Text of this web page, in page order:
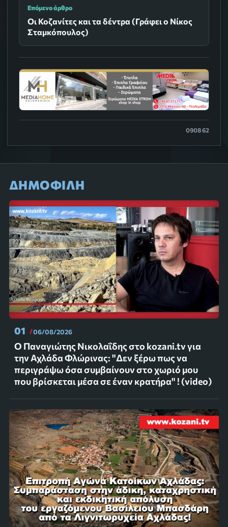
Επόμενο άρθρο
Οι Κοζανίτες και τα δέντρα (Γράφει ο Νίκος
Σταμκόπουλος)
0908 62
ΔΗΜΟΦΙΛΗ
01 06/08/2026
Ο Παναγιώτης Νικολαΐδης στο kozani.tv για
την Αχλάδα Φλώρινας: "Δεν ξέρω πως να
περιγράψω όσα συμβαίνουν στο χωριό μου
που βρίσκεται μέσα σε έναν κρατήρα" ! (video)